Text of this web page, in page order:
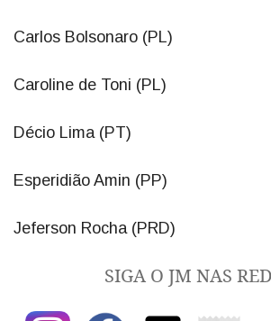
Carlos Bolsonaro (PL)
Caroline de Toni (PL)
Décio Lima (PT)
Esperidião Amin (PP)
Jeferson Rocha (PRD)
SIGA O JM NAS